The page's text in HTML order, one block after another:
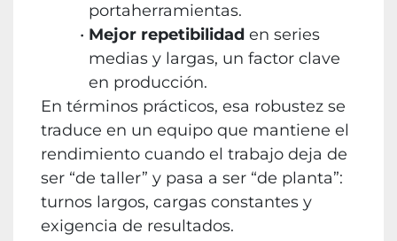
portaherramientas.
Mejor repetibilidad en series
medias y largas, un factor clave
en producción.
En términos prácticos, esa robustez se
traduce en un equipo que mantiene el
rendimiento cuando el trabajo deja de
ser “de taller” y pasa a ser “de planta”:
turnos largos, cargas constantes y
exigencia de resultados.